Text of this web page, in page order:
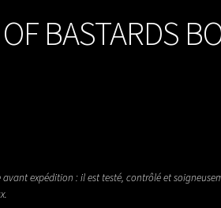
BASTARDS
expédition : il est testé, contrôlé et